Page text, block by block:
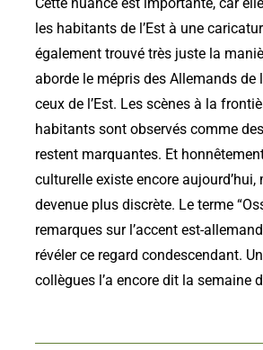
Cette nuance est importante, car
les habitants de l’Est à une
également trouvé très juste la
aborde le mépris des Allemands de
ceux de l’Est. Les scènes à la
habitants sont observés comme
restent marquantes. Et
culturelle existe encore aujourd’hui,
devenue plus discrète. Le terme
remarques sur l’accent est-
révéler ce regard condescendant.
collègues l’a encore dit la semaine